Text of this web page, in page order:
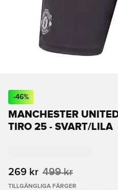
-46%
MANCHESTER
TIRO 25 - SVART/LILA
269 kr 499 kr
TILLGÄNGLIGA FÄRGER